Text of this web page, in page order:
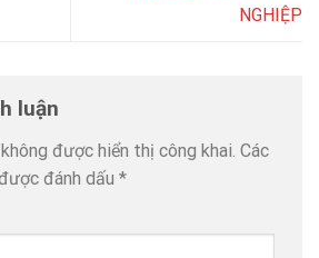
NGHIỆP
luận
được hiển thị công khai. Các
đánh dấu *